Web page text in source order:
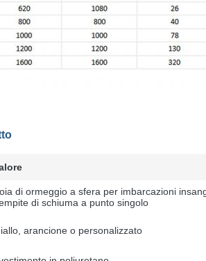
di ormeggio a sfera per imbarcazioni
di schiuma a punto singolo
arancione o personalizzato